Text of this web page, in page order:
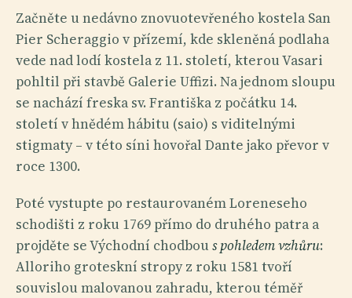
Začněte u nedávno znovuotevřeného kostela San
Pier Scheraggio v přízemí, kde skleněná podlaha
vede nad lodí kostela z 11. století, kterou Vasari
pohltil při stavbě Galerie Uffizi. Na jednom sloupu
se nachází freska sv. Františka z počátku 14.
století v hnědém hábitu (saio) s viditelnými
stigmaty – v této síni hovořal Dante jako převor v
roce 1300.
Poté vystupte po restaurovaném Loreneseho
schodišti z roku 1769 přímo do druhého patra a
projděte se Východní chodbous pohledem vzhůru:
Alloriho groteskní stropy z roku 1581 tvoří
souvislou malovanou zahradu, kterou téměř